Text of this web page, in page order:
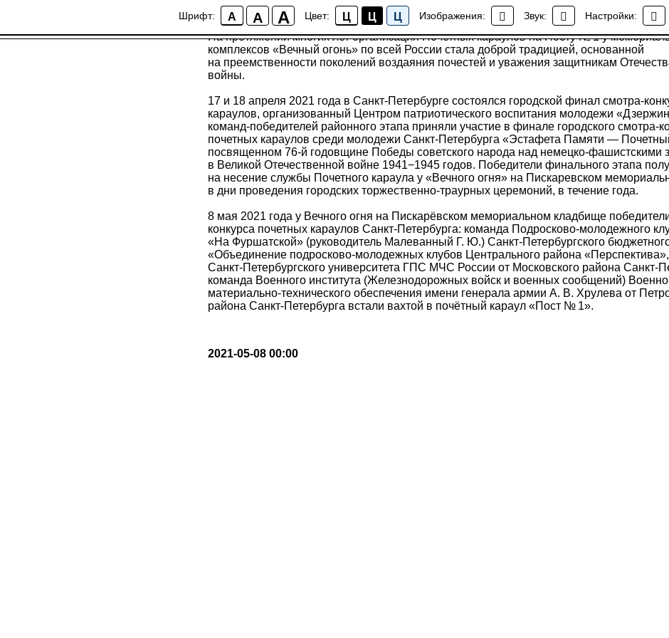
Шрифт: A A A Цвет: Ц Ц Ц Изображения: Звук: Настройки:
Новости
Победители конкурса почетных караулов на "Посту №1"
На протяжении многих лет организация Почетных караулов на Посту № 1 у
комплексов «Вечный огонь» по всей России стала доброй традицией, основанной
на преемственности поколений воздаяния почестей и уважения защитникам
войны.
17 и 18 апреля 2021 года в Санкт-Петербурге состоялся городской финал смотра-
караулов, организованный Центром патриотического воспитания молодежи
команд-победителей районного этапа приняли участие в финале городского смотра-
почетных караулов среди молодежи Санкт-Петербурга «Эстафета Памяти —
посвященном 76-й годовщине Победы советского народа над немецко-фашистскими
в Великой Отечественной войне 1941−1945 годов. Победители финального этапа
на несение службы Почетного караула у «Вечного огня» на Пискаревском
в дни проведения городских торжественно-траурных церемоний, в течение года.
8 мая 2021 года у Вечного огня на Пискарёвском мемориальном кладбище
конкурса почетных караулов Санкт-Петербурга: команда Подросково-молодежного
«На Фуршатской» (руководитель Малеванный Г. Ю.) Санкт-Петербургского
«Объединение подросково-молодежных клубов Центрального района
Санкт-Петербургского университета ГПС МЧС России от Московского района Санкт-
команда Военного института (Железнодорожных войск и военных сообщений)
материально-технического обеспечения имени генерала армии А. В. Хрулева от
района Санкт-Петербурга встали вахтой в почётный караул «Пост № 1».
2021-05-08 00:00